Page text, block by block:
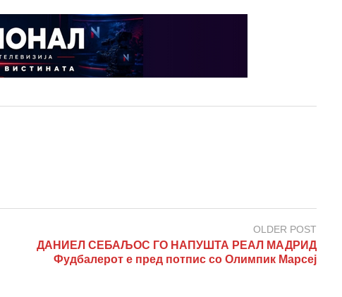
OLDER POST
ДАНИЕЛ СЕБАЉОС ГО НАПУШТА РЕАЛ МАДРИД
Фудбалерот е пред потпис со Олимпик Марсеј